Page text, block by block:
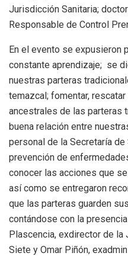
Jurisdicción Sanitaria;
Responsable de Control
En el evento se expusieron
constante aprendizaje; se
nuestras parteras
temazcal; fomentar,
ancestrales de las parteras
buena relación entre
personal de la Secretaría de
prevención de
conocer las acciones que
así como se entregaron
que las parteras guarden
contándose con la
Plascencia, exdirector de la
Siete y Omar Piñón,